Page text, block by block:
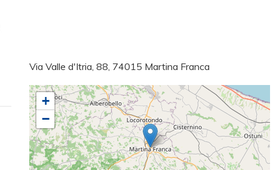
Via Valle d'Itria, 88, 74015 Martina Franca
+
−